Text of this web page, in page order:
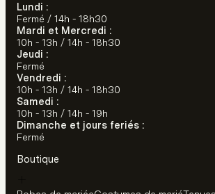
Lundi :
Fermé / 14h - 18h30
Mardi et Mercredi :
10h - 13h / 14h - 18h30
Jeudi :
Fermé
Vendredi :
10h - 13h / 14h - 18h30
Samedi :
10h - 13h / 14h - 19h
Dimanche et jours feriés :
Fermé
Boutique